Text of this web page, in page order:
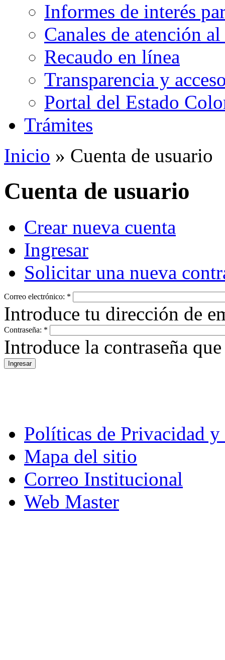
Informes de interés
Canales de atención
Recaudo en línea
Transparencia y
Portal del Estado
Trámites
Inicio » Cuenta de usuario
Cuenta de usuario
Crear nueva cuenta
Ingresar
Solicitar una nueva
Correo electrónico: *
Introduce tu dirección de
Contraseña: *
Introduce la contraseña
Políticas de Privacidad
Mapa del sitio
Correo Institucional
Web Master